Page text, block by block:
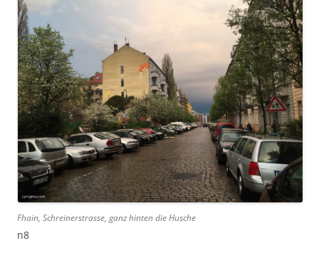
Fhain, Schreinerstrasse, ganz hinten die Husche
n8